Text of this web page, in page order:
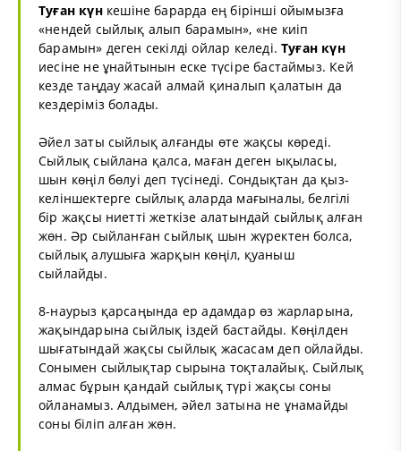
Туған күнкешіне барарда ең бірінші ойымызға
«нендей сыйлық алып барамын», «не киіп
барамын» деген секілді ойлар келеді.Туған күн
иесіне не ұнайтынын еске түсіре бастаймыз. Кей
кезде таңдау жасай алмай қиналып қалатын да
кездеріміз болады.
Әйел заты сыйлық алғанды өте жақсы көреді.
Сыйлық сыйлана қалса, маған деген ықыласы,
шын көңіл бөлуі деп түсінеді. Сондықтан да қыз-
келіншектерге сыйлық аларда мағыналы, белгілі
бір жақсы ниетті жеткізе алатындай сыйлық алған
жөн. Әр сыйланған сыйлық шын жүректен болса,
сыйлық алушыға жарқын көңіл, қуаныш
сыйлайды.
8-наурыз қарсаңында ер адамдар өз жарларына,
жақындарына сыйлық іздей бастайды. Көңілден
шығатындай жақсы сыйлық жасасам деп ойлайды.
Сонымен сыйлықтар сырына тоқталайық. Сыйлық
алмас бұрын қандай сыйлық түрі жақсы соны
ойланамыз. Алдымен, әйел затына не ұнамайды
соны біліп алған жөн.